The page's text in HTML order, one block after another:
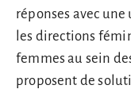
réponses avec une
les directions
femmes au sein
proposent de